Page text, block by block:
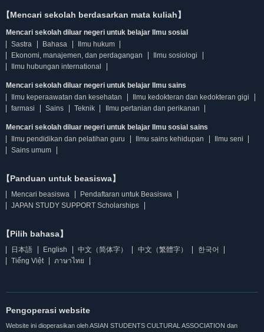
【Mencari sekolah berdasarkan mata kuliah】
Mencari sekolah diluar negeri untuk belajar Ilmu sosial
Sastra
Bahasa
Ilmu hukum
Ekonomi, manajemen, dan perdagangan
Ilmu sosiologi
Ilmu hubungan international
Mencari sekolah diluar negeri untuk belajar Ilmu sains
Ilmu keperaawatan dan kesehatan
Ilmu kedokteran dan kedokteran gigi
farmasi
Sains Teknik Ilmu pertanian dan perikanan
Mencari sekolah diluar negeri untuk belajar Ilmu sosial sains
Ilmu pendidikan dan pelatihan guru
Ilmu sains kehidupan
Ilmu seni
Sains umum
【Panduan untuk beasiswa】
Mencari beasiswa
Pendaftaran untuk Beasiswa
JAPAN STUDY SUPPORT Scholarships
【Pilih bahasa】
日本語 English 中文（简体字） 中文（繁體字）
한국어
Tiếng Việt
ภาษาไทย
Pengoperasi website
Website ini dioperasikan oleh ASIAN STUDENTS CULTURAL ASSOCIATION dan